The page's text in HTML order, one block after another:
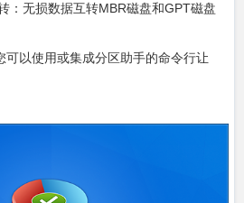
：无损数据互转MBR磁盘和GPT磁盘
可以使用或集成分区助手的命令行让